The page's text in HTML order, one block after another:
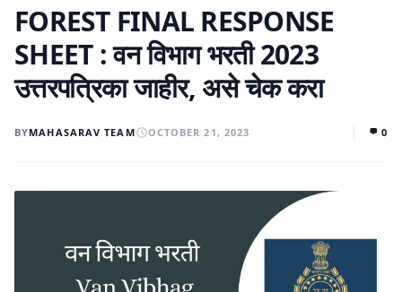
FOREST FINAL RESPONSE
SHEET : वन विभाग भरती 2023
उत्तरपत्रिका जाहीर, असे चेक करा
BYMAHASARAV TEAM OCTOBER 21, 2023 0